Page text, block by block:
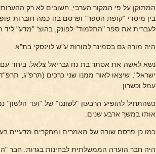
המתוקן על פי המקור הערבי, חשובים לא רק
בין מיסדי "קופת הספר" ופרסם בה כמה חוברות
לעברית את ספר "התלמוד" לפונק, בהוצ' "מדע" ליד
היה מורה גם בסמינר למורות ע"ש לוינסקי בת"א.
נשא לאשה את אסתר בת נח גבריאל צלאל. ביחד עם
ישראל", שיצאו לאור ממנו שני כרכים (תרפ"ג,
עמל וכשרון.
כשהתחיל להופיע הרבעון "לשוננו" של "ועד הלשון"
אותו במשך ארבע שנים.
כמו כן פרסם שורה של מאמרים ומחקרים מדעיים
היה חבר הועדה הממשלתית לבחינות בגרות. חבר